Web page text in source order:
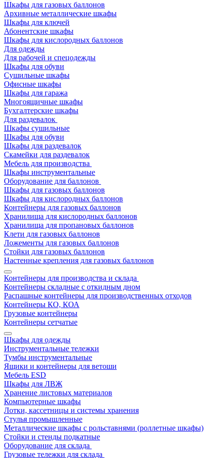
Шкафы для газовых баллонов
Архивные металлические шкафы
Шкафы для ключей
Абонентские шкафы
Шкафы для кислородных баллонов
Для одежды
Для рабочей и спецодежды
Шкафы для обуви
Сушильные шкафы
Офисные шкафы
Шкафы для гаража
Многоящичные шкафы
Бухгалтерские шкафы
Для раздевалок
Шкафы сушильные
Шкафы для обуви
Шкафы для раздевалок
Скамейки для раздевалок
Мебель для производства
Шкафы инструментальные
Оборудование для баллонов
Шкафы для газовых баллонов
Шкафы для кислородных баллонов
Контейнеры для газовых баллонов
Хранилища для кислородных баллонов
Хранилища для пропановых баллонов
Клети для газовых баллонов
Ложементы для газовых баллонов
Стойки для газовых баллонов
Настенные крепления для газовых баллонов
Контейнеры для производства и склада
Контейнеры складные с откидным дном
Распашные контейнеры для производственных отходов
Контейнеры КО, КОА
Грузовые контейнеры
Контейнеры сетчатые
Шкафы для одежды
Инструментальные тележки
Тумбы инструментальные
Ящики и контейнеры для ветоши
Мебель ESD
Шкафы для ЛВЖ
Хранение листовых материалов
Компьютерные шкафы
Лотки, кассетницы и системы хранения
Стулья промышленные
Металлические шкафы с рольставнями (роллетные шкафы)
Стойки и стенды подкатные
Оборудование для склада
Грузовые тележки для склада